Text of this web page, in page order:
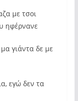
με τσοι
ηφέρνανε
γιάντα δε με
εγώ δεν τα